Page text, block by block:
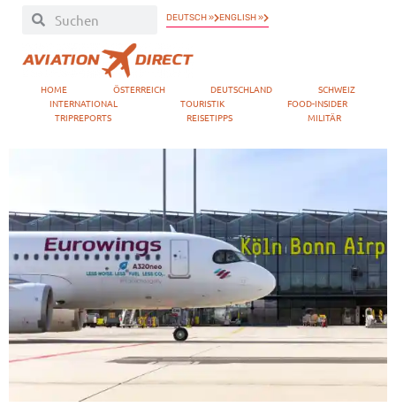
DEUTSCH » ENGLISH »
HOME ÖSTERREICH DEUTSCHLAND
SCHWEIZ
INTERNATIONAL
TOURISTIK
FOOD-INSIDER
TRIPREPORTS
REISETIPPS MILITÄR